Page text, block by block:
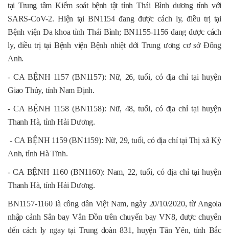
tại Trung tâm Kiểm soát bệnh tật tỉnh Thái Bình dương tính với
SARS-CoV-2. Hiện tại BN1154 đang được cách ly, điều trị tại
Bệnh viện Đa khoa tỉnh Thái Bình; BN1155-1156 đang được cách
ly, điều trị tại Bệnh viện Bệnh nhiệt đới Trung ương cơ sở Đông
Anh.
- CA BỆNH 1157 (BN1157): Nữ, 26, tuổi, có địa chỉ tại huyện
Giao Thủy, tỉnh Nam Định.
- CA BỆNH 1158 (BN1158): Nữ, 48, tuổi, có địa chỉ tại huyện
Thanh Hà, tỉnh Hải Dương.
- CA BỆNH 1159 (BN1159): Nữ, 29, tuổi, có địa chỉ tại Thị xã Kỳ
Anh, tỉnh Hà Tĩnh.
- CA BỆNH 1160 (BN1160): Nam, 22, tuổi, có địa chỉ tại huyện
Thanh Hà, tỉnh Hải Dương.
BN1157-1160 là công dân Việt Nam, ngày 20/10/2020, từ Angola
nhập cảnh Sân bay Vân Đồn trên chuyến bay VN8, được chuyển
đến cách ly ngay tại Trung đoàn 831, huyện Tân Yên, tỉnh Bắc